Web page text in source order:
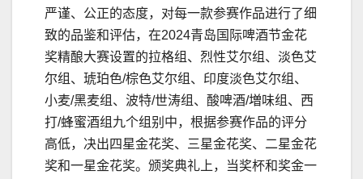
严谨、公正的态度，对每一款参赛作品进行了细
致的品鉴和评估，在2024青岛国际啤酒节金花
奖精酿大赛设置的拉格组、烈性艾尔组、淡色艾
尔组、琥珀色/棕色艾尔组、印度淡色艾尔组、
小麦/黑麦组、波特/世涛组、酸啤酒/増味组、西
打/蜂蜜酒组九个组别中，根据参赛作品的评分
高低，决出四星金花奖、三星金花奖、二星金花
奖和一星金花奖。颁奖典礼上，当奖杯和奖金一